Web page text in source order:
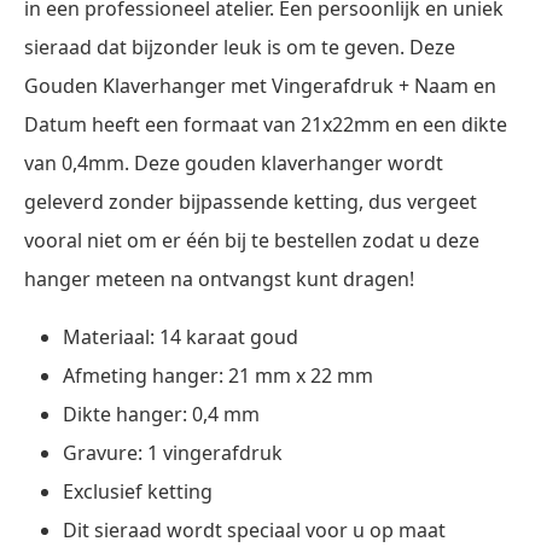
in een professioneel atelier. Een persoonlijk en uniek
sieraad dat bijzonder leuk is om te geven. Deze
Gouden Klaverhanger met Vingerafdruk + Naam en
Datum heeft een formaat van 21x22mm en een dikte
van 0,4mm. Deze gouden klaverhanger wordt
geleverd zonder bijpassende ketting, dus vergeet
vooral niet om er één bij te bestellen zodat u deze
hanger meteen na ontvangst kunt dragen!
Materiaal: 14 karaat goud
Afmeting hanger: 21 mm x 22 mm
Dikte hanger: 0,4 mm
Gravure: 1 vingerafdruk
Exclusief ketting
Dit sieraad wordt speciaal voor u op maat